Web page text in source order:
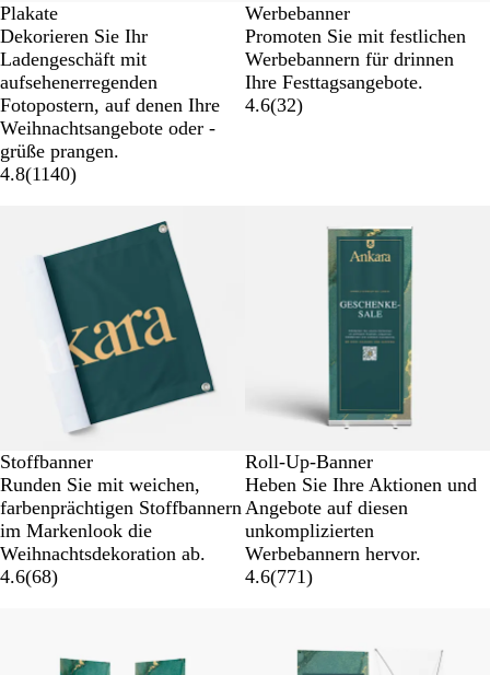
Plakate
Dekorieren Sie Ihr
Ladengeschäft mit
aufsehenerregenden
Fotopostern, auf denen Ihre
Weihnachtsangebote oder -
grüße prangen.
4.8(1140)
Werbebanner
Promoten Sie mit festlichen
Werbebannern für drinnen
Ihre Festtagsangebote.
4.6(32)
Stoffbanner
Runden Sie mit weichen,
farbenprächtigen Stoffbannern
im Markenlook die
Weihnachtsdekoration ab.
4.6(68)
Roll-Up-Banner
Heben Sie Ihre Aktionen und
Angebote auf diesen
unkomplizierten
Werbebannern hervor.
4.6(771)